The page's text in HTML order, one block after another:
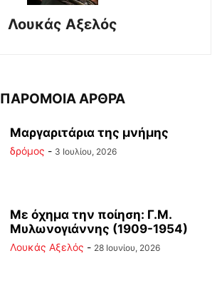
Λουκάς Αξελός
ΠΑΡΟΜΟΙΑ ΑΡΘΡΑ
Μαργαριτάρια της μνήμης
δρόμος - 3 Ιουλίου, 2026
Με όχημα την ποίηση: Γ.Μ.
Μυλωνογιάννης (1909-1954)
Λουκάς Αξελός - 28 Ιουνίου, 2026